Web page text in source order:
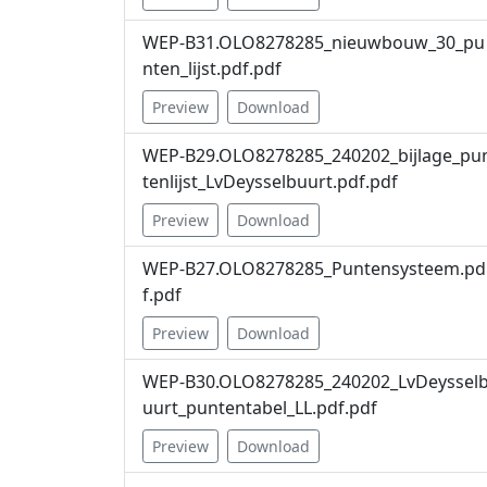
- de datum van uw beroepschrift uw handtekening
- Stuur ook het besluit en bijbehorende stukken
U kunt met uw DigiD of E-herkenning ook
Voorlopige voorziening
Het instellen van een beroep heeft geen
U kunt dat voorkomen door een voorlopige
voorwaarden naarhttps://www.rechtspraak.nl
Afdeling publiekrecht, team bestuursrecht
nodig of E-herkenning nodig.
WEP-B31.OLO8278285_nieuwbouw_30_pu
nten_lijst.pdf.pdf
Preview Download
WEP-
tenlijst_LvDeysselbuurt.pdf.pdf
Preview Download
WEP-B27.OLO8278285_Puntensysteem.pd
f.pdf
Preview Download
WEP-B30.OLO8278285_240202_LvDeysselb
uurt_puntentabel_LL.pdf.pdf
Preview Download